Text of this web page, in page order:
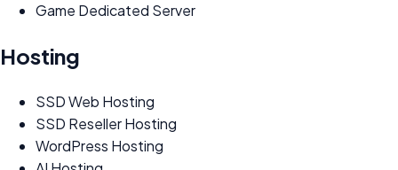
Game Dedicated Server
Hosting
SSD Web Hosting
SSD Reseller Hosting
WordPress Hosting